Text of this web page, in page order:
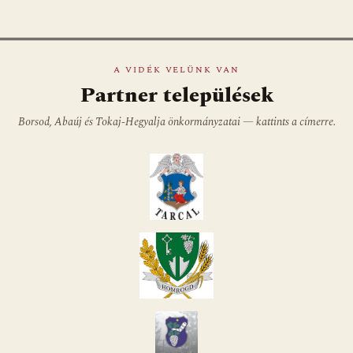
A VIDÉK VELÜNK VAN
Partner települések
Borsod, Abaúj és Tokaj-Hegyalja önkormányzatai — kattints a címerre.